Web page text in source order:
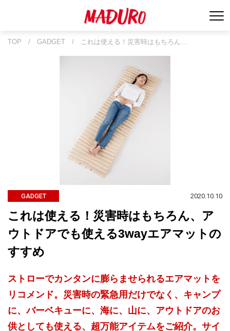
TOP / GADGET / これは使える！災害時はもちろん…
GADGET 2020.10.10
これは使える！災害時はもちろん、ア
ウトドアでも使える3wayエアマットの
すすめ
ストローでカンタンに膨らませられるエアマットを
リコメンド。災害時の緊急用だけでなく、キャンプ
に、バーベキューに、海に、山に、アウトドアのお
供としても使える、超万能アイテムをご紹介。サイ